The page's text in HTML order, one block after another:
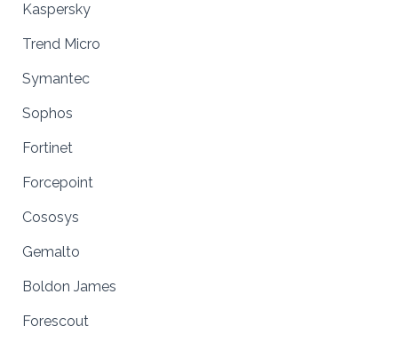
Kaspersky
Trend Micro
Symantec
Sophos
Fortinet
Forcepoint
Cososys
Gemalto
Boldon James
Forescout